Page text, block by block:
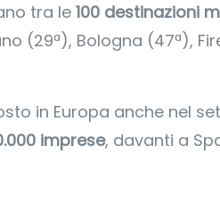
tra le 100 destinazioni
(29ª), Bologna (47ª),
in Europa anche nel
imprese, davanti a